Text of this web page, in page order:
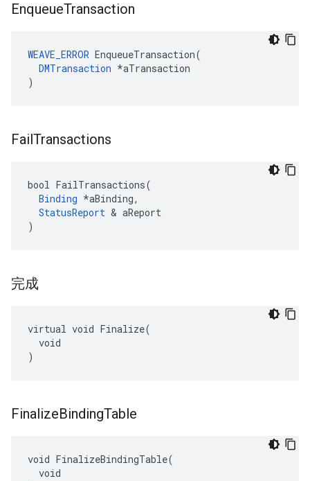
EnqueueTransaction
WEAVE_ERROR EnqueueTransaction(
DMTransaction *aTransaction
)
FailTransactions
bool FailTransactions(
Binding *aBinding,
StatusReport & aReport
)
完成
virtual void Finalize(
  void
)
FinalizeBindingTable
void FinalizeBindingTable(
  void